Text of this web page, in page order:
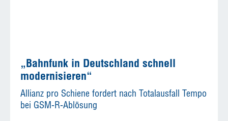
„Bahnfunk in Deutschland schnell
modernisieren“
Allianz pro Schiene fordert nach Totalausfall Tempo
bei GSM-R-Ablösung